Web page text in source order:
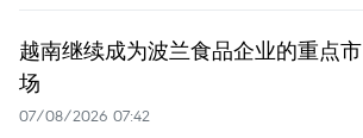
越南继续成为波兰食品企业的重点市
场
07/08/2026 07:42